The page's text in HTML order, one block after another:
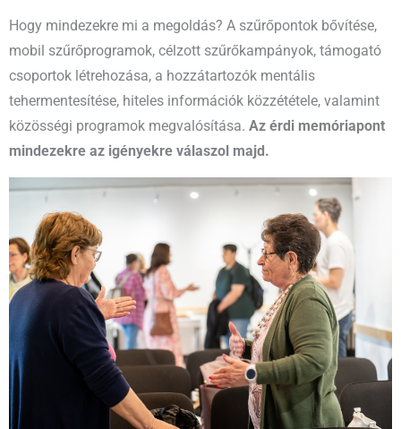
Hogy mindezekre mi a megoldás? A szűrőpontok bővítése,
mobil szűrőprogramok, célzott szűrőkampányok, támogató
csoportok létrehozása, a hozzátartozók mentális
tehermentesítése, hiteles információk közzététele, valamint
közösségi programok megvalósítása. Az érdi memóriapont
mindezekre az igényekre válaszol majd.